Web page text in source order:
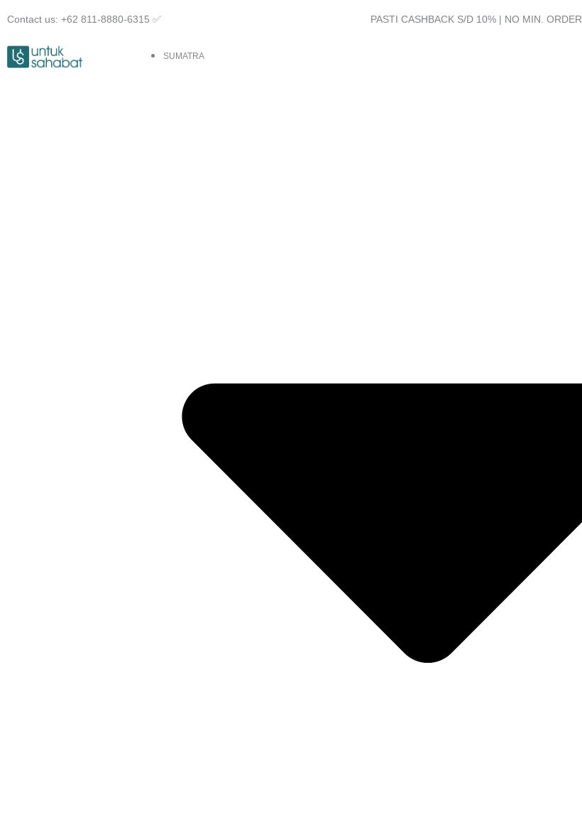
to
content
Contact us: +62 811-8880-6315 ✅︎ PASTI CASHBACK S/D 10% | NO MIN. ORDER
SUMATRA